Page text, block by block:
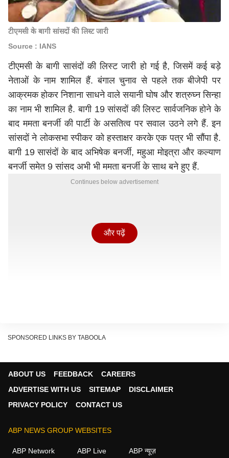
टीएमसी के बागी सांसदों की लिस्ट जारी
Source : IANS
टीएमसी के बागी सासंदों की लिस्ट जारी हो गई है, जिसमें कई बड़े
नेताओं के नाम शामिल हैं. बंगाल चुनाव से पहले तक बीजेपी पर
आक्रमक होकर निशाना साधने वाले सयानी घोष और शत्रुघ्न सिन्हा
का नाम भी शामिल है. बागी 19 सांसदों की लिस्ट सार्वजनिक होने के
बाद ममता बनर्जी की पार्टी के असतित्व पर सवाल उठने लगे हैं. इन
सांसदों ने लोकसभा स्पीकर को हस्ताक्षर करके एक पत्र भी सौंपा है.
बागी 19 सासंदों के बाद अभिषेक बनर्जी, महुआ मोइत्रा और कल्याण
बनर्जी समेत 9 सांसद अभी भी ममता बनर्जी के साथ बने हुए हैं.
Continues below advertisement
सयानी घोष (जादवपुर)
यूसुफ पठान (बहरामपुर)
और पढ़ें
SPONSORED LINKS BY TABOOLA
ABOUT US FEEDBACK
CAREERS
ADVERTISE WITH US
SITEMAP
DISCLAIMER
PRIVACY POLICY
CONTACT US
ABP NEWS GROUP WEBSITES
ABP Network ABP Live ABP न्यूज़